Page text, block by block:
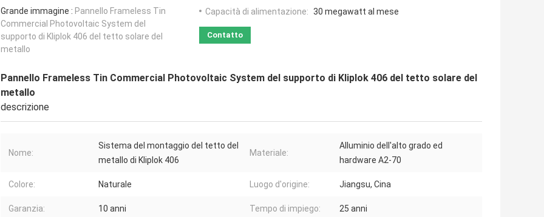
Grande immagine : Pannello Frameless Tin
Commercial Photovoltaic System del
supporto di Kliplok 406 del tetto solare del
metallo
Capacità di alimentazione: 30 megawatt al mese
Contatto
Pannello Frameless Tin Commercial Photovoltaic System del supporto di Kliplok 406 del tetto solare del
metallo
descrizione
Nome:
Sistema del montaggio del tetto del
metallo di Kliplok 406
Materiale:
Alluminio dell'alto grado ed
hardware A2-70
Colore: Naturale Luogo d'origine: Jiangsu, Cina
Garanzia: 10 anni Tempo di impiego: 25 anni